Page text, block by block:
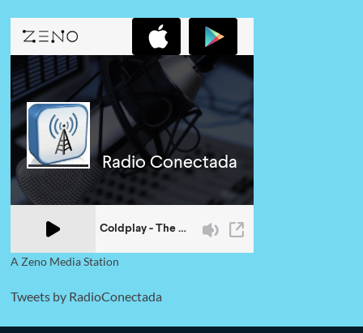
El
día
el
tiempo
se
detuvo
en
Caracas
A Zeno Media Station
Tweets by RadioConectada